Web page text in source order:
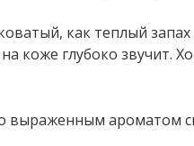
как теплый
коже глубоко звучит.
выраженным ароматом